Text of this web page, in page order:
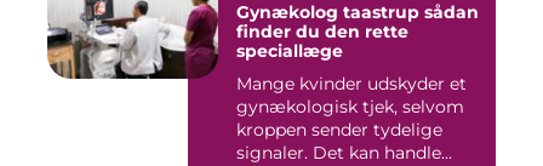
Gynækolog taastrup sådan
finder du den rette
speciallæge
Mange kvinder udskyder et
gynækologisk tjek, selvom
kroppen sender tydelige
signaler. Det kan handle...